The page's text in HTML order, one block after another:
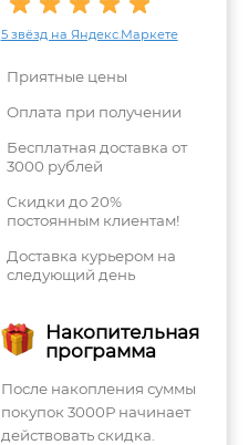
5 звёзд на Яндекс.Маркете
Приятные цены
Оплата при получении
Бесплатная доставка от
3000 рублей
Скидки до 20%
постоянным клиентам!
Доставка курьером на
следующий день
Накопительная
программа
После накопления суммы
покупок 3000Р начинает
действовать скидка.